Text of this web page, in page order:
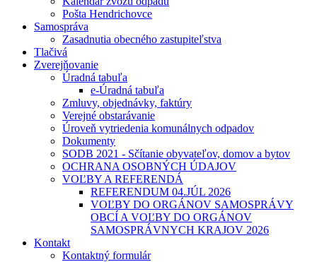
Pošta Hendrichovce
Samospráva
Zasadnutia obecného zastupiteľstva
Tlačivá
Zverejňovanie
Úradná tabuľa
e-Úradná tabuľa
Zmluvy, objednávky, faktúry
Verejné obstarávanie
Úroveň vytriedenia komunálnych odpadov
Dokumenty
SODB 2021 - Sčítanie obyvateľov, domov a bytov
OCHRANA OSOBNÝCH ÚDAJOV
VOĽBY A REFERENDÁ
REFERENDUM 04.JÚL 2026
VOĽBY DO ORGÁNOV SAMOSPRÁVY
OBCÍ A VOĽBY DO ORGÁNOV
SAMOSPRÁVNYCH KRAJOV 2026
Kontakt
Kontaktný formulár